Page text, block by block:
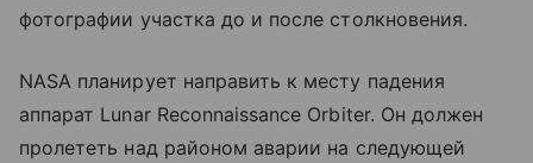
фотографии участка до и после столкновения.
NASA планирует направить к месту падения
аппарат Lunar Reconnaissance Orbiter. Он должен
пролететь над районом аварии на следующей